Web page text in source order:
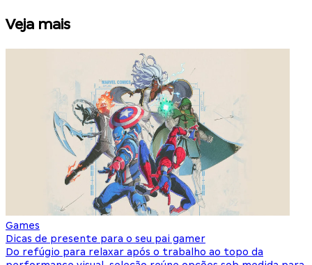
Veja mais
Games
Dicas de presente para o seu pai gamer
Do refúgio para relaxar após o trabalho ao topo da